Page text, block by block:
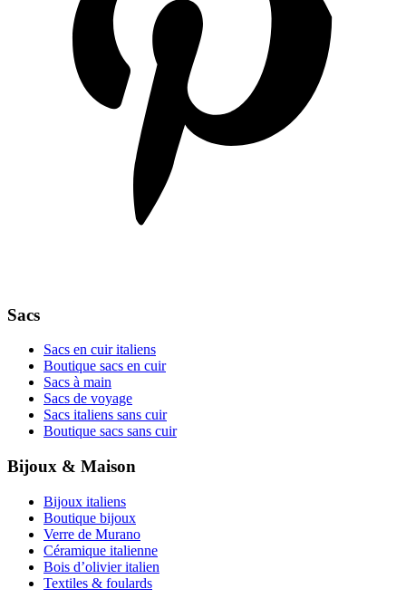
Sacs
Sacs en cuir italiens
Boutique sacs en cuir
Sacs à main
Sacs de voyage
Sacs italiens sans cuir
Boutique sacs sans cuir
Bijoux & Maison
Bijoux italiens
Boutique bijoux
Verre de Murano
Céramique italienne
Bois d’olivier italien
Textiles & foulards